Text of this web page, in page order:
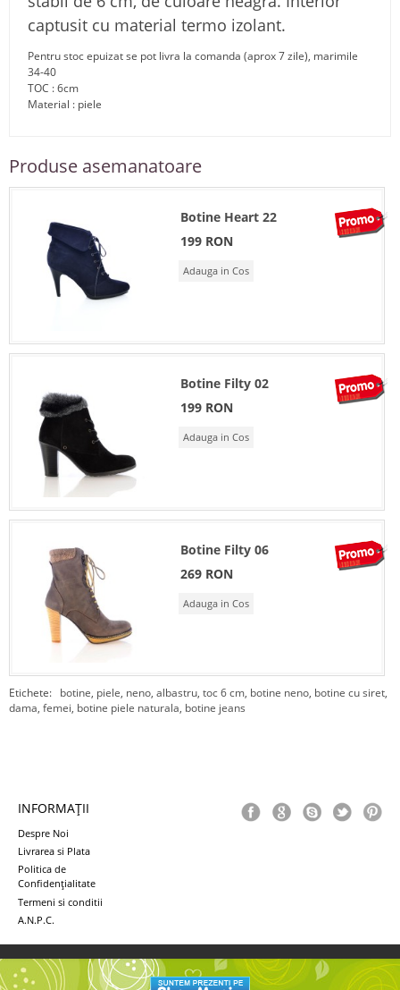
captusit cu material termo izolant.
Pentru stoc epuizat se pot livra la comanda (aprox 7 zile), marimile
34-40
TOC : 6cm
Material : piele
Produse asemanatoare
Botine Heart 22
199 RON
Adauga in Cos
Botine Filty 02
199 RON
Adauga in Cos
Botine Filty 06
269 RON
Adauga in Cos
Etichete: botine, piele, neno, albastru, toc 6 cm, botine neno, botine cu siret,
dama, femei, botine piele naturala, botine jeans
INFORMAŢII
Despre Noi
Livrarea si Plata
Politica de
Confidenţialitate
Termeni si conditii
A.N.P.C.